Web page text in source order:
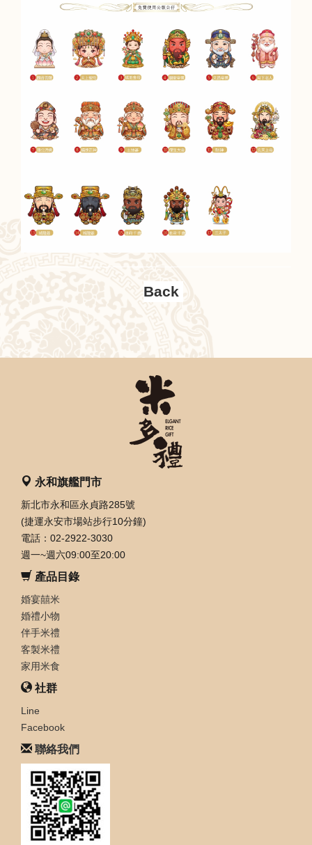
永和旗艦門市
新北市永和區永貞路285號
(捷運永安市場站步行10分鐘)
電話：02-2922-3030
週一~週六09:00至20:00
產品目錄
婚宴囍米
婚禮小物
伴手米禮
客製米禮
家用米食
社群
Line
Facebook
聯絡我們